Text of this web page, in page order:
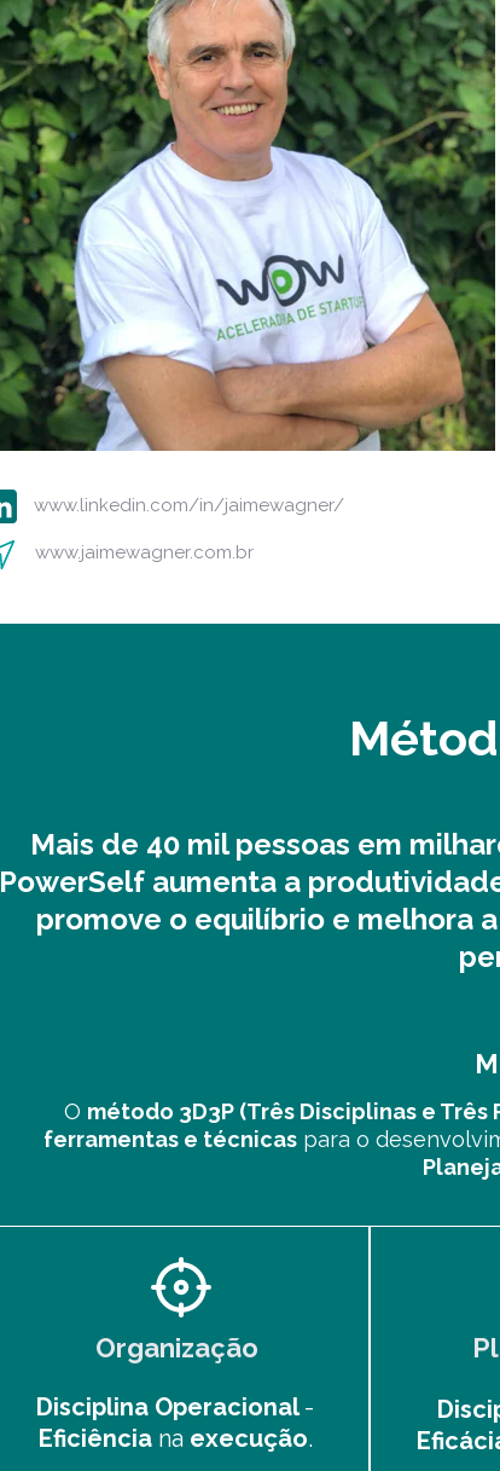
www.linkedin.com/in/jaimewagner/
www.jaimewagner.com.br
Mais de 40 mil pessoas em
PowerSelf aumenta a
promove o equilíbrio e melhora
O método 3D3P (Três Disciplinas e Três
ferramentas e técnicas para o
Disciplina Operacional-
Eficiênciana execução.
Organização